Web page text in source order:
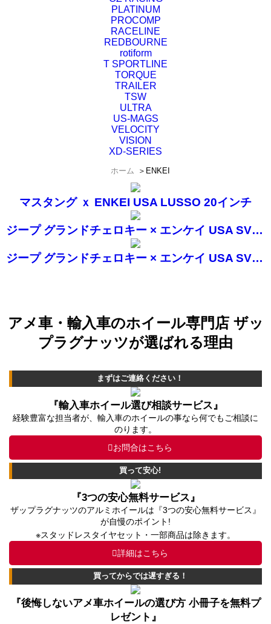
PLATINUM
PROCOMP
RACELINE
REDBOURNE
rotiform
T SPORTLINE
TORQUE
TRAILER
TSW
ULTRA
US-MAGS
VELOCITY
VISION
XD-SERIES
ホーム ＞ ENKEI
マスタング ｘ ENKEI USA LUSSO 20インチ
ジープ グランドチェロキー × エンケイ USA SVX 20インチ
ジープ グランドチェロキー × エンケイ USA SVX 18インチ
アメ車・輸入車のホイール専門店 ザッ
プラグナッツが選ばれる理由
まずはご連絡ください！
『輸入車ホイール選び相談サービス』
経験豊富な担当者が、輸入車のホイールの事なら何でもご相談に
のります。
お問合はこちら
買って安心!
『3つの安心無料サービス』
ザップラグナッツのアルミホイールは『3つの安心無料サービス』
が自慢のポイント!
※スタッドレスタイヤセット・一部商品は除きます。
詳細はこちら
買ってからでは遅すぎる！
『後悔しないアメ車ホイールの選び方 小冊子を無料プ
レゼント』